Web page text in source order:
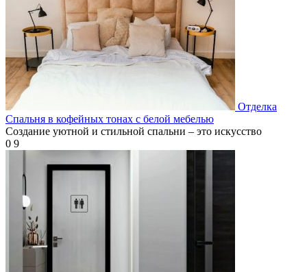
Отделка
Спальня в кофейных тонах с белой мебелью
Создание уютной и стильной спальни – это искусство
0 9